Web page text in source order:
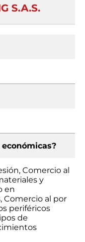
S.A.S.
Comercio al
y
en
Comercio al por
periféricos
de